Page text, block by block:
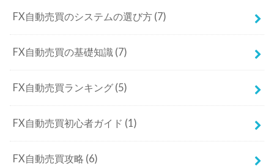
FX自動売買のシステムの選び方 (7)
FX自動売買の基礎知識 (7)
FX自動売買ランキング (5)
FX自動売買初心者ガイド (1)
FX自動売買攻略 (6)